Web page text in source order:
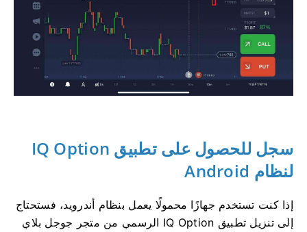
سجل للحصول على تطبيق IQ Option
لنظام Android
إذا كنت تستخدم جهازًا محمولًا يعمل بنظام أندرويد، فستحتاج
إلى تنزيل تطبيق IQ Option الرسمي من متجر جوجل بلاي